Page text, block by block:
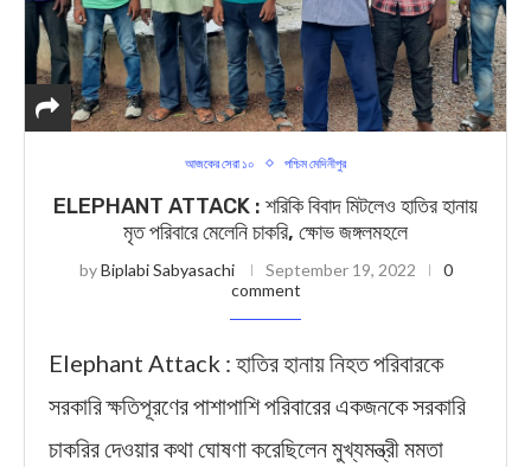
আজকের সেরা ১০ পশ্চিম মেদিনীপুর
ELEPHANT ATTACK : শরিকি বিবাদ মিটলেও হাতির হানায়
মৃত পরিবারে মেলেনি চাকরি, ক্ষোভ জঙ্গলমহলে
byBiplabi Sabyasachi September 19, 2022
0
comment
Elephant Attack : হাতির হানায় নিহত পরিবারকে
সরকারি ক্ষতিপূরণের পাশাপাশি পরিবারের একজনকে সরকারি
চাকরির দেওয়ার কথা ঘোষণা করেছিলেন মুখ্যমন্ত্রী মমতা